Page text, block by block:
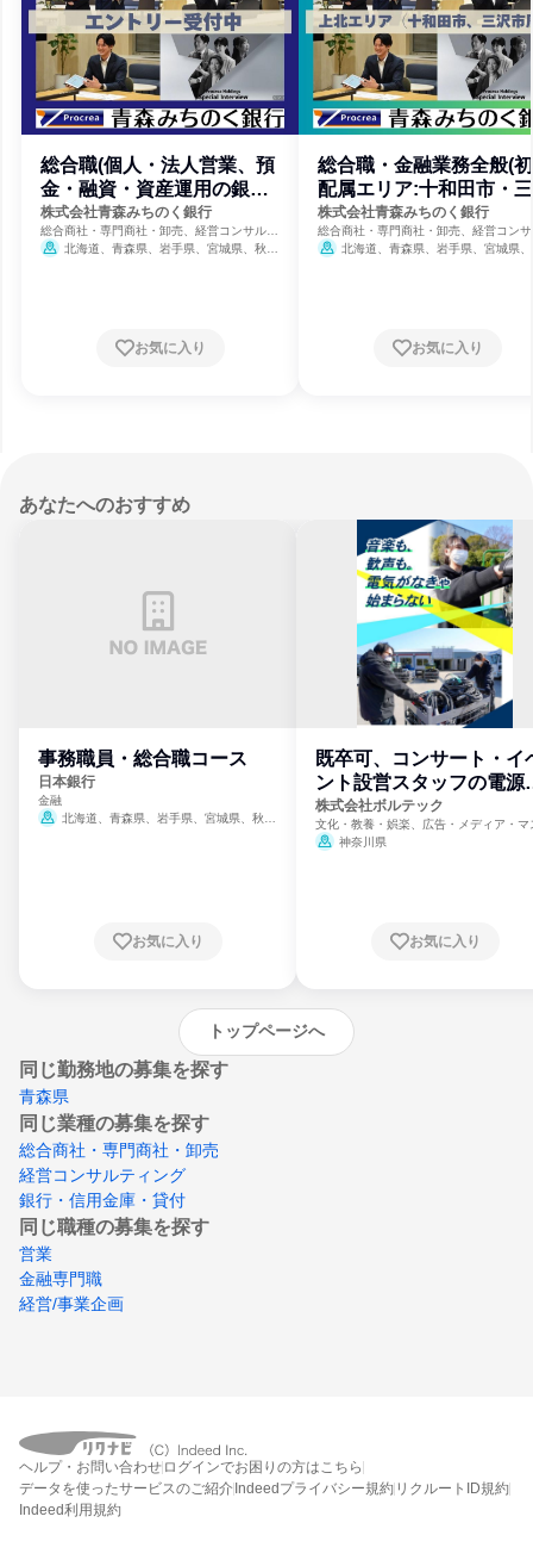
総合職(個人・法人営業、預
金・融資・資産運用の銀行
窓口業務)
株式会社青森みちのく銀行
総合商社・専門商社・卸売、経営コンサルテ
ィング、銀行・信用金庫・貸付
北海道、青森県、岩手県、宮城県、秋田
お気に入り
総合職・金融業務全般(
配属エリア:十和田市・
市周辺)
株式会社青森みちのく銀行
総合商社・専門商社・卸売、経営コン
ィング、銀行・信用金庫・貸付
北海道、青森県、岩手県、宮城県
お気に入り
あなたへのおすすめ
事務職員・総合職コース
日本銀行
金融
北海道、青森県、岩手県、宮城県、秋田
崎県、熊本県、大分県、宮崎県、鹿児島県、
お気に入り
既卒可、コンサート・イ
ント設営スタッフの電源
門
株式会社ボルテック
文化・教養・娯楽、広告・メディア・マ
ミ、電力・ガス・水道・エネルギー
神奈川県
お気に入り
トップページへ
同じ勤務地の募集を探す
青森県
同じ業種の募集を探す
総合商社・専門商社・卸売
経営コンサルティング
銀行・信用金庫・貸付
同じ職種の募集を探す
営業
金融専門職
経営/事業企画
ヘルプ・お問い合わせ ログインでお困りの方はこちら
データを使ったサービスのご紹介Indeedプライバシー規約 リクルートID規約
Indeed利用規約